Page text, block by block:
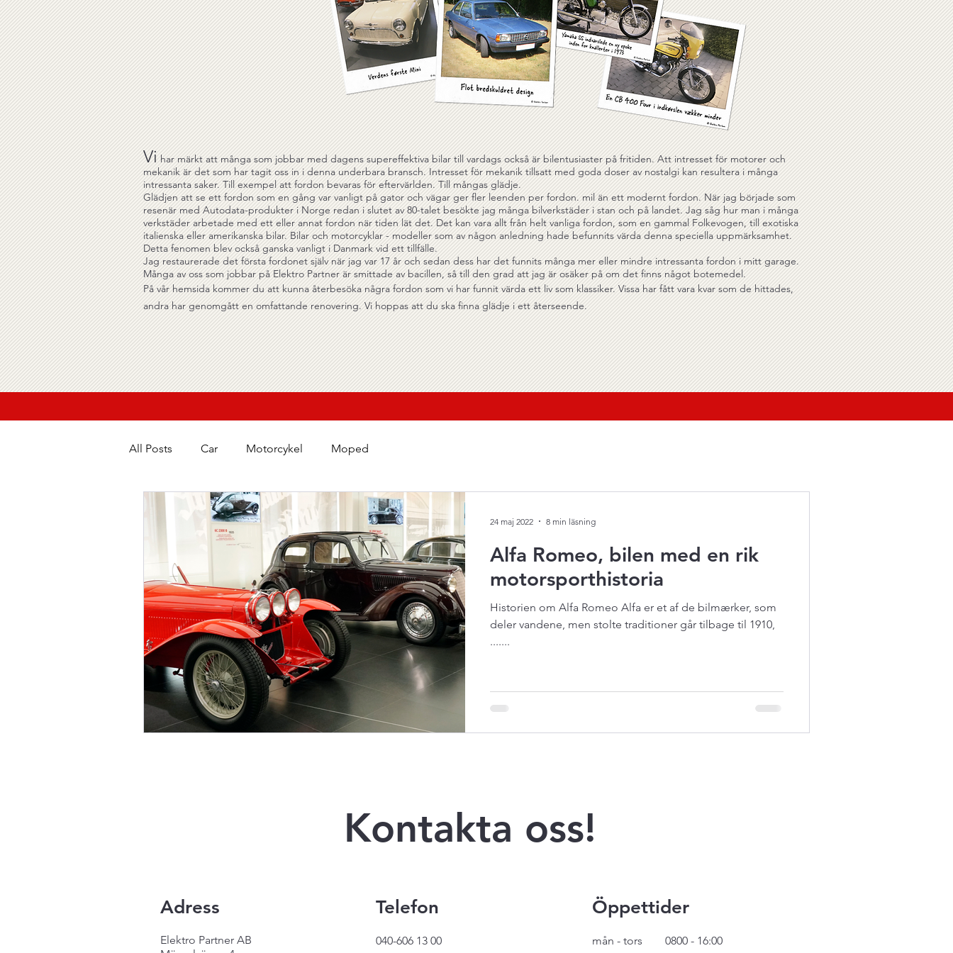
Vi har märkt att många som jobbar med dagens supereffektiva bilar till vardags också är bilentusiaster på fritiden. Att intresset för motorer och
mekanik är det som har tagit oss in i denna underbara bransch. Intresset för mekanik tillsatt med goda doser av nostalgi kan resultera i många
intressanta saker. Till exempel att fordon bevaras för eftervärlden. Till mångas glädje.
Glädjen att se ett fordon som en gång var vanligt på gator och vägar ger fler leenden per fordon. mil än ett modernt fordon. När jag började som
resenär med Autodata-produkter i Norge redan i slutet av 80-talet besökte jag många bilverkstäder i stan och på landet. Jag såg hur man i många
verkstäder arbetade med ett eller annat fordon när tiden lät det. Det kan vara allt från helt vanliga fordon, som en gammal Folkevogen, till exotiska
italienska eller amerikanska bilar. Bilar och motorcyklar - modeller som av någon anledning hade befunnits värda denna speciella uppmärksamhet.
Detta fenomen blev också ganska vanligt i Danmark vid ett tillfälle.
Jag restaurerade det första fordonet själv när jag var 17 år och sedan dess har det funnits många mer eller mindre intressanta fordon i mitt garage.
Många av oss som jobbar på Elektro Partner är smittade av bacillen, så till den grad att jag är osäker på om det finns något botemedel.
På vår hemsida kommer du att kunna återbesöka några fordon som vi har funnit värda ett liv som klassiker. Vissa har fått vara kvar som de hittades,
andra har genomgått en omfattande renovering. Vi hoppas att du ska finna glädje i ett återseende.
All Posts Car Motorcykel Moped
Alfa Romeo, bilen med en rik
motorsporthistoria
Historien om Alfa Romeo Alfa er et af de bilmærker, som
deler vandene, men stolte traditioner går tilbage til 1910,
.......
24 maj 2022 8 min läsning
Kontakta oss!
Adress
Elektro Partner AB
Telefon
040-606 13 00
Öppettider
mån - tors 0800 - 16:00